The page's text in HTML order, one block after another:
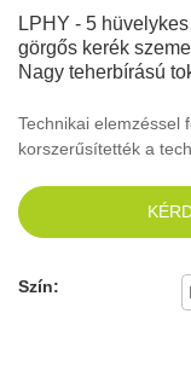
LPHY - 5
görgős kerék
Nagy teherbírású
Technikai elemzéssel
korszerűsítették a
szemeteskukához
gyártásához..Számos
Szín: